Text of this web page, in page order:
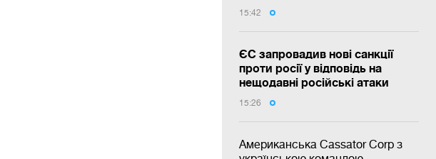
15:42
ЄС запровадив нові санкції
проти росії у відповідь на
нещодавні російські атаки
15:26
Американська Cassator Corp з